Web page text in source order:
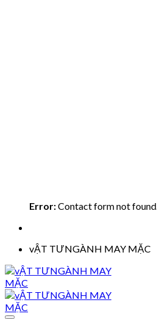
Error:Contact form not found.
vẬT TƯNGÀNH MAY MẶC